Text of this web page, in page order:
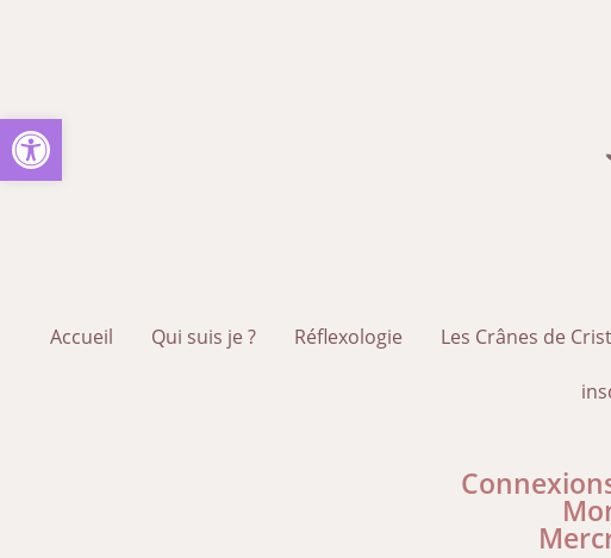
Ouvrir la barre d’outils
Accueil Qui suis je ? Réflexologie Les Crânes de